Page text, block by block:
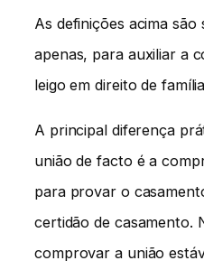
As definições acima são
apenas, para auxiliar a
leigo em direito de
A principal diferença
união de facto é a
para provar o
certidão de casamento.
comprovar a união